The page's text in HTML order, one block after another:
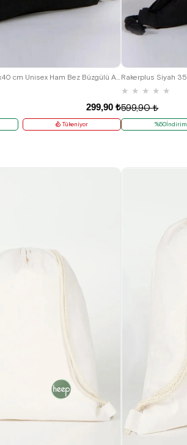
Hapshoe Look Siyah 35x40 cm Unisex Ham Bez Büzgülü Ayakkabı Terlik Çantası
299,90 ₺
Tükeniyor
★ ★ ★ ★ ★
599,90 ₺
%50İndirim